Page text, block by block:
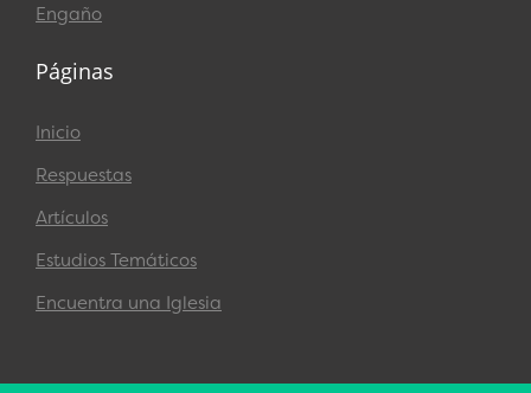
Engaño
Páginas
Inicio
Respuestas
Artículos
Estudios Temáticos
Encuentra una Iglesia